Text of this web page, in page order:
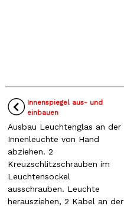
Innenspiegel aus- und
einbauen
Ausbau Leuchtenglas an der
Innenleuchte von Hand
abziehen. 2
Kreuzschlitzschrauben im
Leuchtensockel
ausschrauben. Leuchte
herausziehen, 2 Kabel an der